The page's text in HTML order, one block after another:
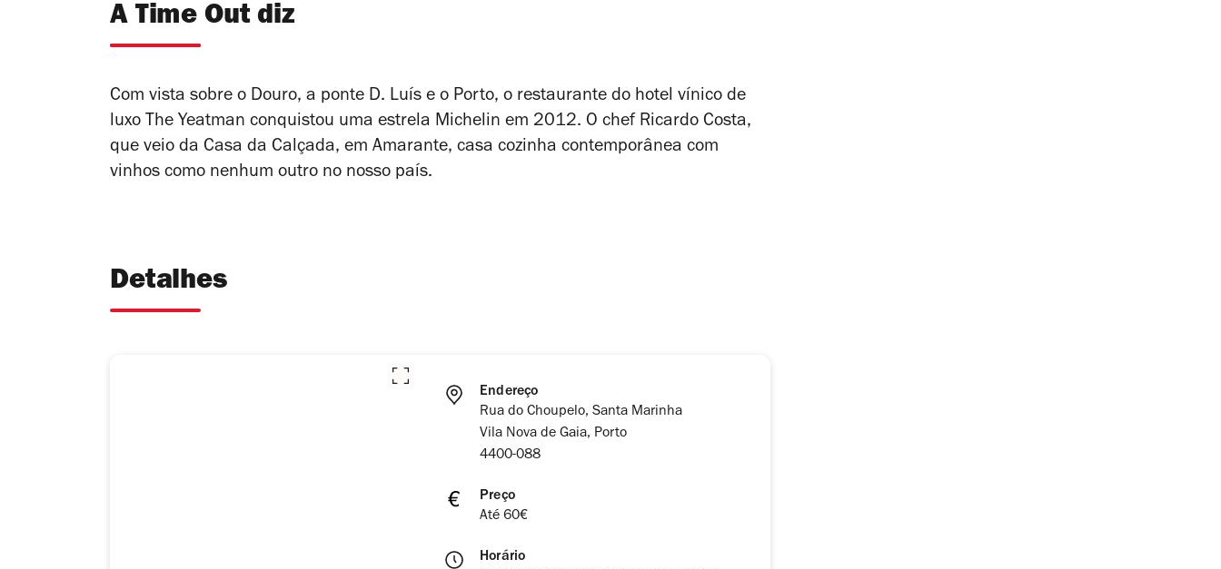
A Time Out diz
Com vista sobre o Douro, a ponte D. Luís e o Porto, o restaurante do hotel vínico de
luxo The Yeatman conquistou uma estrela Michelin em 2012. O chef Ricardo Costa,
que veio da Casa da Calçada, em Amarante, casa cozinha contemporânea com
vinhos como nenhum outro no nosso país.
Detalhes
Endereço
Rua do Choupelo, Santa Marinha
Vila Nova de Gaia, Porto
4400-088
Preço
Até 60€
Horário